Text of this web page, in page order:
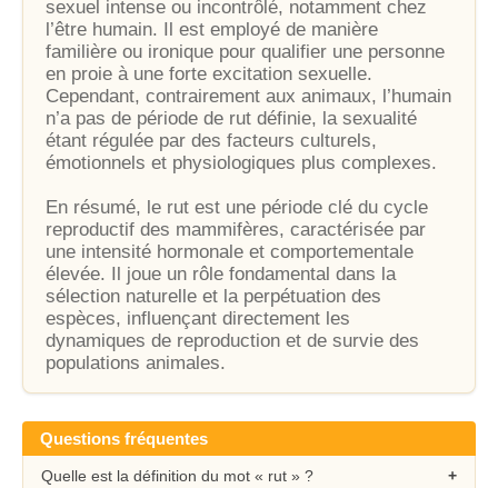
sexuel intense ou incontrôlé, notamment chez
l’être humain. Il est employé de manière
familière ou ironique pour qualifier une personne
en proie à une forte excitation sexuelle.
Cependant, contrairement aux animaux, l’humain
n’a pas de période de rut définie, la sexualité
étant régulée par des facteurs culturels,
émotionnels et physiologiques plus complexes.
En résumé, le rut est une période clé du cycle
reproductif des mammifères, caractérisée par
une intensité hormonale et comportementale
élevée. Il joue un rôle fondamental dans la
sélection naturelle et la perpétuation des
espèces, influençant directement les
dynamiques de reproduction et de survie des
populations animales.
Questions fréquentes
Quelle est la définition du mot « rut » ?